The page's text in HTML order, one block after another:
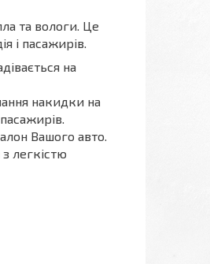
та вологи. Це
і пасажирів.
на
накидки на
Вашого авто.
легкістю